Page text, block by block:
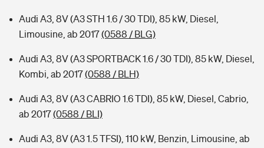
Audi A3, 8V (A3 STH 1.6 / 30 TDI), 85 kW, Diesel,
Limousine, ab 2017(0588 / BLG)
Audi A3, 8V (A3 SPORTBACK 1.6 / 30 TDI), 85 kW, Diesel,
Kombi, ab 2017(0588 / BLH)
Audi A3, 8V (A3 CABRIO 1.6 TDI), 85 kW, Diesel, Cabrio,
ab 2017(0588 / BLI)
Audi A3, 8V (A3 1.5 TFSI), 110 kW, Benzin, Limousine, ab